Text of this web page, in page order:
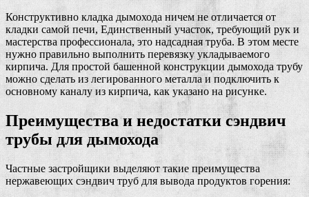
Конструктивно кладка дымохода ничем не отличается от
кладки самой печи, Единственный участок, требующий рук и
мастерства профессионала, это надсадная труба. В этом месте
нужно правильно выполнить перевязку укладываемого
кирпича. Для простой башенной конструкции дымохода трубу
можно сделать из легированного металла и подключить к
основному каналу из кирпича, как указано на рисунке.
Преимущества и недостатки сэндвич
трубы для дымохода
Частные застройщики выделяют такие преимущества
нержавеющих сэндвич труб для вывода продуктов горения: